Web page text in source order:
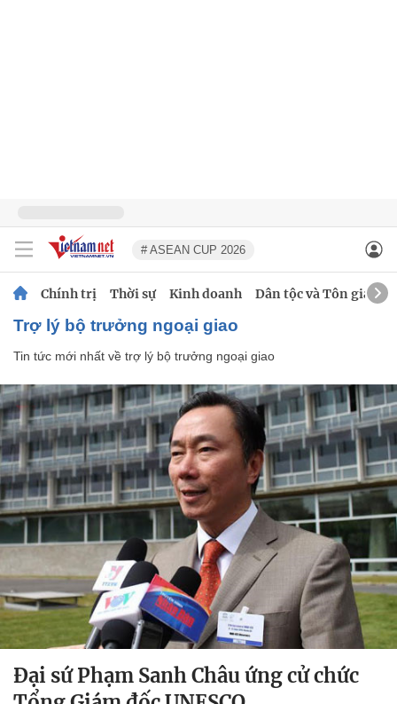
# ASEAN CUP 2026
Chính trị Thời sự Kinh doanh Dân tộc và Tôn giáo
trợ lý bộ trưởng ngoại giao
Tin tức mới nhất về trợ lý bộ trưởng ngoại giao
Đại sứ Phạm Sanh Châu ứng cử chức